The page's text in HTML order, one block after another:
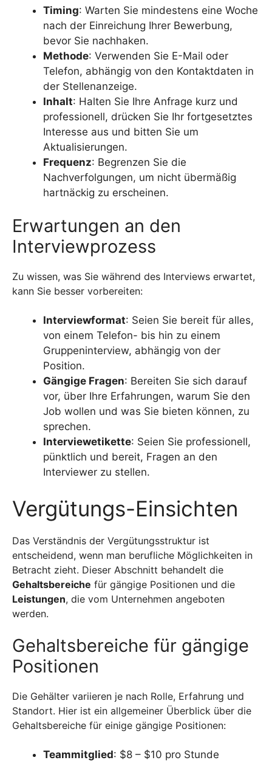
Timing: Warten Sie mindestens eine Woche
nach der Einreichung Ihrer Bewerbung,
bevor Sie nachhaken.
Methode: Verwenden Sie E-Mail oder
Telefon, abhängig von den Kontaktdaten in
der Stellenanzeige.
Inhalt: Halten Sie Ihre Anfrage kurz und
professionell, drücken Sie Ihr fortgesetztes
Interesse aus und bitten Sie um
Aktualisierungen.
Frequenz: Begrenzen Sie die
Nachverfolgungen, um nicht übermäßig
hartnäckig zu erscheinen.
Erwartungen an den
Interviewprozess
Zu wissen, was Sie während des Interviews erwartet,
kann Sie besser vorbereiten:
Interviewformat: Seien Sie bereit für alles,
von einem Telefon- bis hin zu einem
Gruppeninterview, abhängig von der
Position.
Gängige Fragen: Bereiten Sie sich darauf
vor, über Ihre Erfahrungen, warum Sie den
Job wollen und was Sie bieten können, zu
sprechen.
Interviewetikette: Seien Sie professionell,
pünktlich und bereit, Fragen an den
Interviewer zu stellen.
Vergütungs-Einsichten
Das Verständnis der Vergütungsstruktur ist
entscheidend, wenn man berufliche Möglichkeiten in
Betracht zieht. Dieser Abschnitt behandelt die
Gehaltsbereiche für gängige Positionen und die
Leistungen, die vom Unternehmen angeboten
werden.
Gehaltsbereiche für gängige
Positionen
Die Gehälter variieren je nach Rolle, Erfahrung und
Standort. Hier ist ein allgemeiner Überblick über die
Gehaltsbereiche für einige gängige Positionen:
Teammitglied: $8 – $10 pro Stunde